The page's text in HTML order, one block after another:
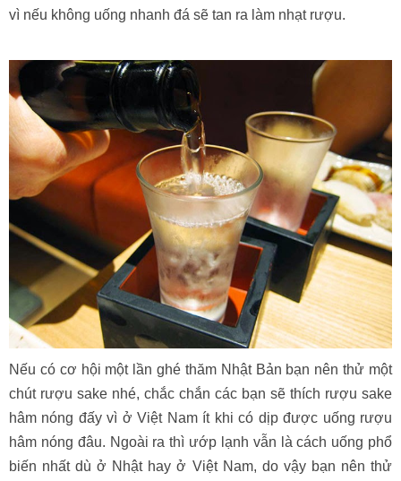
vì nếu không uống nhanh đá sẽ tan ra làm nhạt rượu.
Nếu có cơ hội một lần ghé thăm Nhật Bản bạn nên thử một
chút rượu sake nhé, chắc chắn các bạn sẽ thích rượu sake
hâm nóng đấy vì ở Việt Nam ít khi có dịp được uống rượu
hâm nóng đâu. Ngoài ra thì ướp lạnh vẫn là cách uống phổ
biến nhất dù ở Nhật hay ở Việt Nam, do vậy bạn nên thử